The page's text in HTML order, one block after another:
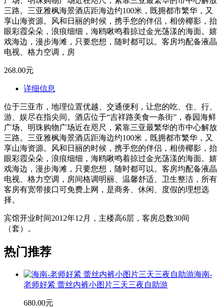
三路。三亚雅枫海景酒店距海边约100米，既拥都市繁华，又
享山海资源。风和日丽的时候，携手您的伴侣，相傍椰影，抬
眼彩霞朵朵，浪痕细细，海鸥啾鸣着掠过金光荡漾的海面。嬉
戏海边，漫步海滩，只要您想，随时都可以。客房均配备液晶
电视、格力空调，房
268.00元
详细信息
位于三亚市，地理位置优越、交通便利，让您的吃、住、行、
游、娱尽在指尖间。酒店位于“吉祥路美食一条街”，春园海鲜
广场、明珠购物广场近在咫尺，紧靠三亚最繁华的市中心解放
三路。三亚雅枫海景酒店距海边约100米，既拥都市繁华，又
享山海资源。风和日丽的时候，携手您的伴侣，相傍椰影，抬
眼彩霞朵朵，浪痕细细，海鸥啾鸣着掠过金光荡漾的海面。嬉
戏海边，漫步海滩，只要您想，随时都可以。客房均配备液晶
电视、格力空调，房间格调明丽、温馨舒适、卫生整洁，所有
客房有宽带接口可免费上网，是商务、休闲、度假的理想选
择。
宾馆开业时间2012年12月，主楼高6层，客房总数30间
（套）。
热门推荐
海南-
老师好紧 蕾丝内裤小图片三天三夜自助游
680.00元